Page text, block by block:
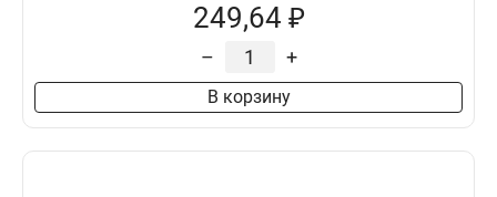
249,64 ₽
– +
В корзину